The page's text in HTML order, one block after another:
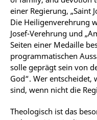
einer Regierung, „Saint
Die Heiligenverehrung
Josef-Verehrung und
Seiten einer Medaille
programmatischen
solle geprägt sein von
God“. Wer entscheidet,
sind, wenn nicht die
Theologisch ist das